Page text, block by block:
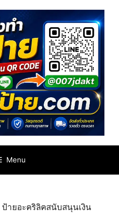
Menu
ป้ายอะคริลิคสนับสนุนเงิน